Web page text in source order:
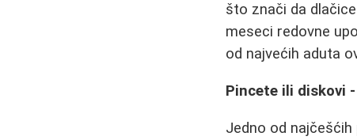
što znači da
meseci redovne
od najvećih aduta
Pincete ili diskovi
Jedno od